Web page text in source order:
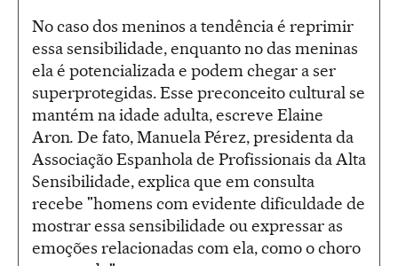
No caso dos meninos a tendência é reprimir
essa sensibilidade, enquanto no das meninas
ela é potencializada e podem chegar a ser
superprotegidas. Esse preconceito cultural se
mantém na idade adulta, escreve Elaine
Aron. De fato, Manuela Pérez, presidenta da
Associação Espanhola de Profissionais da Alta
Sensibilidade, explica que em consulta
recebe "homens com evidente dificuldade de
mostrar essa sensibilidade ou expressar as
emoções relacionadas com ela, como o choro